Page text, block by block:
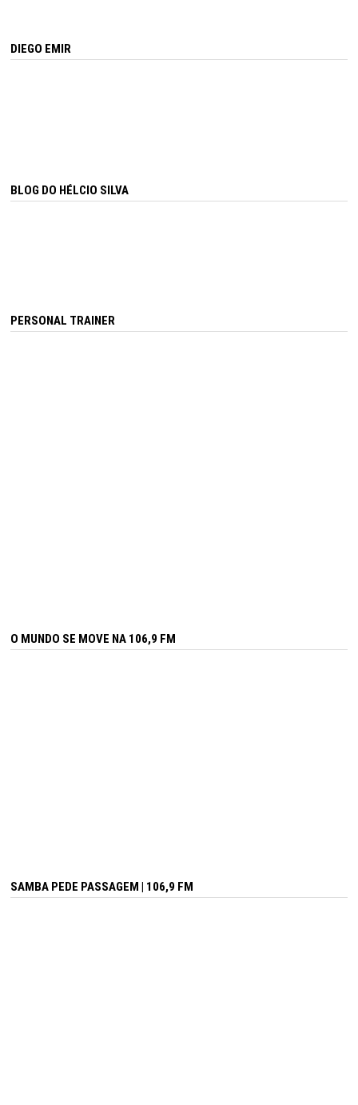
DIEGO EMIR
BLOG DO HÉLCIO SILVA
PERSONAL TRAINER
O MUNDO SE MOVE NA 106,9 FM
SAMBA PEDE PASSAGEM | 106,9 FM